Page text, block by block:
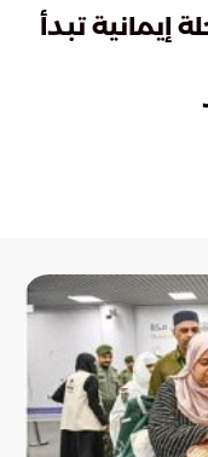
إيمانية تبدأ